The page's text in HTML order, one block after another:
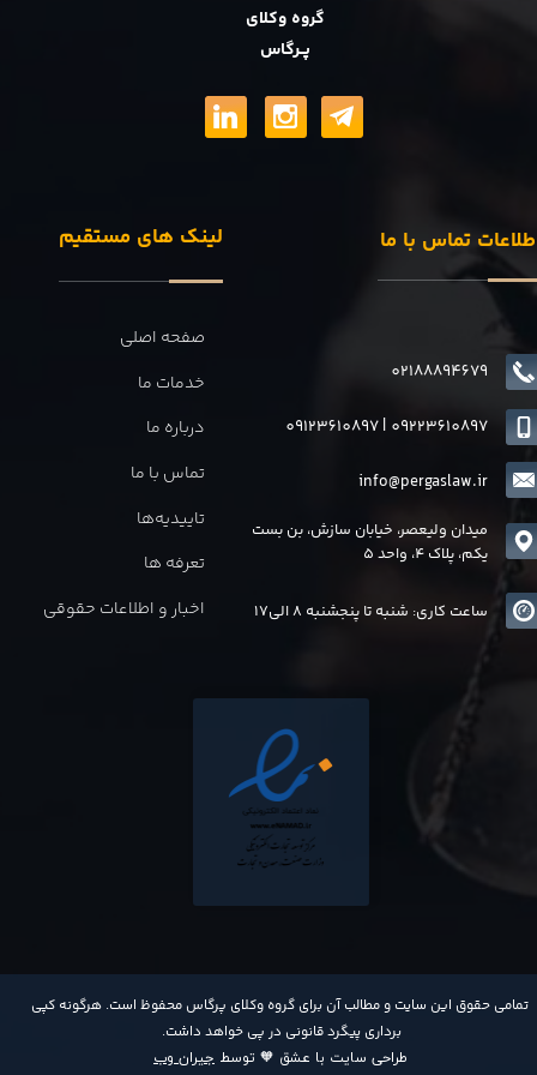
​تمامی حقوق این سایت و مطالب آن برای گروه وکلای پرگاس محفوظ است. هرگونه کپی
برداری پیگرد قانونی در پی خواهد داشت​​​​​​​.
طراحی سایت با عشق 🧡 توسط جیران وب
گروه وکلای
پــرگاس
لینک های مستقیم
صفحه اصلی
خدمات ما
درباره ما
تماس با ما
تاییدیه‌ها
تعرفه ها
اخبار و اطلاعات حقوقی
تماس با ما
02188894679
info@pergaslaw.ir
09123610897| 09223610897
میدان ولیعصر، خیابان سازش، بن بست
یکم، پلاک 4، واحد 5
ساعت کاری: شنبه تا پنجشنبه 8 الی17